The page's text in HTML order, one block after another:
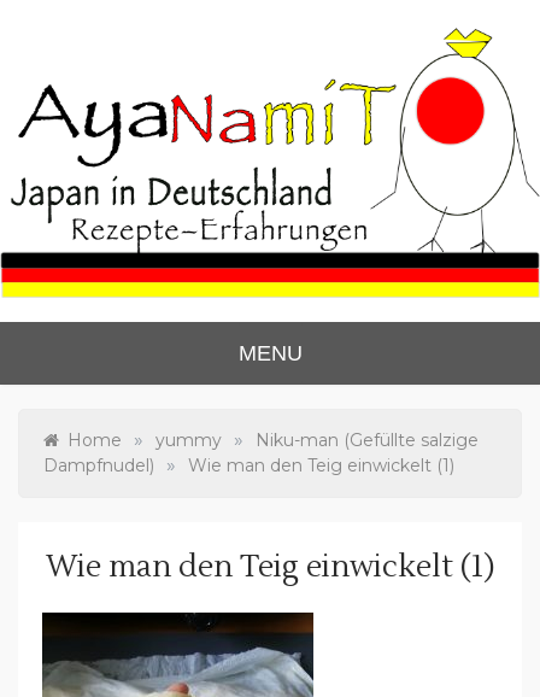
Ayanas Japan Blog
MENU
Home » yummy »
Niku-man (Gefüllte salzige
Dampfnudel)
» Wie man den Teig einwickelt (1)
Wie man den Teig einwickelt (1)